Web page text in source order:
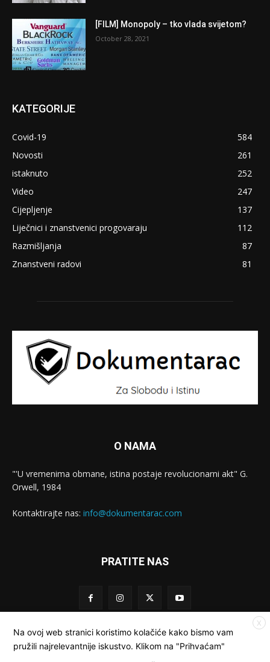
[FILM] Monopoly – tko vlada svijetom?
October 28, 2021
KATEGORIJE
Covid-19
584
Novosti
261
istaknuto
252
Video
247
Cijepljenje
137
Liječnici i znanstvenici progovaraju
112
Razmišljanja
87
Znanstveni radovi
81
O NAMA
"'U vremenima obmane, istina postaje revolucionarni akt" G.
Orwell, 1984
Kontaktirajte nas: info@dokumentarac.com
PRATITE NAS
X
Na ovoj web stranici koristimo kolačiće kako bismo vam
pružili najrelevantnije iskustvo. Klikom na "Prihvaćam"